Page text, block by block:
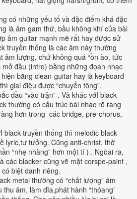
có những yếu tố và đặc điểm khá đặc
là âm gam thứ, bầu không khí của bài
âm guitar mạnh mẽ rất hay được sử
truyền thống là các âm này thường
âm lượng, chứ không quá “ồn ào, tức
đầu (intro) bằng những đọan nhạc
bằng clean-guitar hay là keyboard
giai điệu được “chuyển tông”,
đầu “vào trận” . Và khác vớI black
thường có cấu trúc bài nhạc rõ ràng
hơn trong các bridge, pre-chorus,
black truyền thống thì melodic black
lyric,tư tưởng. Cũng anti-christ, thờ
“nhẹ nhàng” hơn một tí ) . Ngòai ra,
các blacker cũng vẽ mặt corspe-paint ,
biệt danh riêng.
metal thường có “chất lượng” âm
âm, làm dĩa,phát hành “thóang”